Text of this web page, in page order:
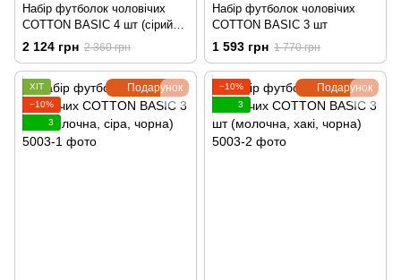
Набір футболок чоловічих
COTTON BASIC 4 шт (сірий
меланж, чорна, сіра, молочна)
2 124 грн 2 360 грн
Набір футболок чоловічих
COTTON BASIC 3 шт
1 593 грн 1 770 грн
Подарунок
ХІТ
−10%
3
Подарунок
−10%
3